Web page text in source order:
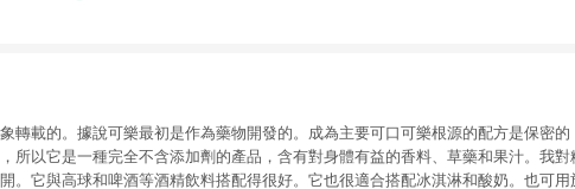
轉載的。據說可樂最初是作為藥物開發的。成為主要可口可樂根源的配方是保密
所以它是一種完全不含添加劑的產品，含有對身體有益的香料、草藥和果汁。我
。它與高球和啤酒等酒精飲料搭配得很好。它也很適合搭配冰淇淋和酸奶。也可